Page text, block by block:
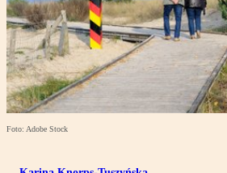
Foto: Adobe Stock